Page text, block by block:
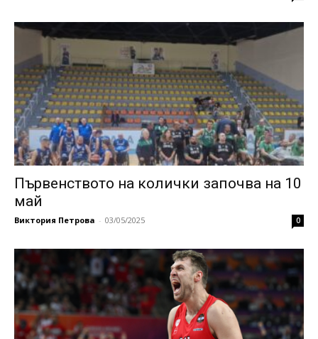
Първенството на колички започва на 10
май
Виктория Петрова - 03/05/2025 0